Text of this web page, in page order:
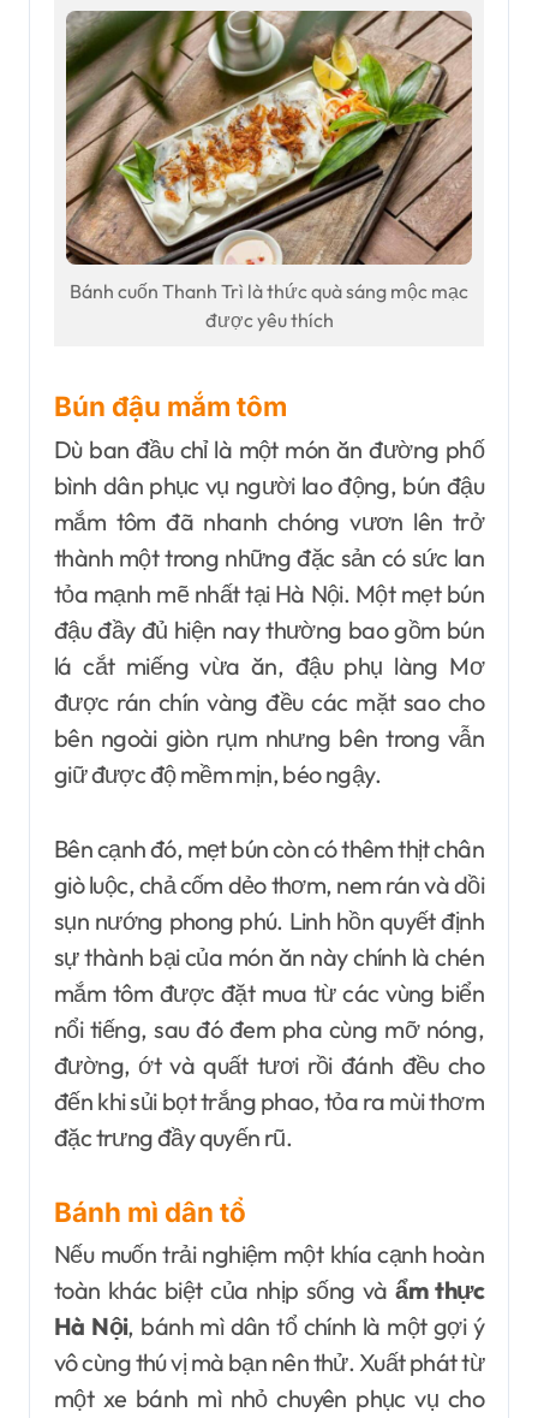
Bánh cuốn Thanh Trì là thức quà sáng mộc mạc
được yêu thích
Bún đậu mắm tôm
Dù ban đầu chỉ là một món ăn đường phố
bình dân phục vụ người lao động, bún đậu
mắm tôm đã nhanh chóng vươn lên trở
thành một trong những đặc sản có sức lan
tỏa mạnh mẽ nhất tại Hà Nội. Một mẹt bún
đậu đầy đủ hiện nay thường bao gồm bún
lá cắt miếng vừa ăn, đậu phụ làng Mơ
được rán chín vàng đều các mặt sao cho
bên ngoài giòn rụm nhưng bên trong vẫn
giữ được độ mềm mịn, béo ngậy.
Bên cạnh đó, mẹt bún còn có thêm thịt chân
giò luộc, chả cốm dẻo thơm, nem rán và dồi
sụn nướng phong phú. Linh hồn quyết định
sự thành bại của món ăn này chính là chén
mắm tôm được đặt mua từ các vùng biển
nổi tiếng, sau đó đem pha cùng mỡ nóng,
đường, ớt và quất tươi rồi đánh đều cho
đến khi sủi bọt trắng phao, tỏa ra mùi thơm
đặc trưng đầy quyến rũ.
Bánh mì dân tổ
Nếu muốn trải nghiệm một khía cạnh hoàn
toàn khác biệt của nhịp sống vàẩm thực
Hà Nội, bánh mì dân tổ chính là một gợi ý
vô cùng thú vị mà bạn nên thử. Xuất phát từ
một xe bánh mì nhỏ chuyên phục vụ cho